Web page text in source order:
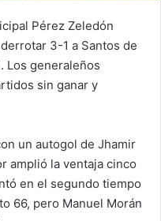
Pérez Zeledón
3-1 a Santos de
Los generaleños
sin ganar y
un autogol de Jhamir
amplió la ventaja cinco
en el segundo tiempo
66, pero Manuel Morán